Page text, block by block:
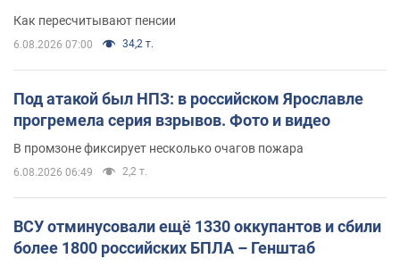
Как пересчитывают пенсии
6.08.2026 07:00 34,2 т.
Под атакой был НПЗ: в российском Ярославле
прогремела серия взрывов. Фото и видео
В промзоне фиксирует несколько очагов пожара
6.08.2026 06:49 2,2 т.
ВСУ отминусовали ещё 1330 оккупантов и сбили
более 1800 российских БПЛА – Генштаб